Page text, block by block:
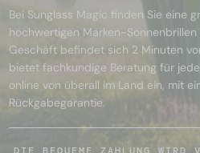
Bei Sunglass Magic finden Sie eine
hochwertigen Marken-
Geschäft befindet sich 2 Minuten
bietet fachkundige Beratung für
online von überall im Land ein, mit
Rückgabegarantie.